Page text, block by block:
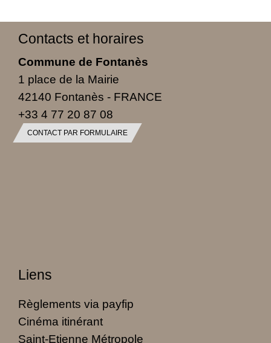
Contacts et horaires
Commune de Fontanès
1 place de la Mairie
42140 Fontanès - FRANCE
+33 4 77 20 87 08
CONTACT PAR FORMULAIRE
Liens
Règlements via payfip
Cinéma itinérant
Saint-Etienne Métropole